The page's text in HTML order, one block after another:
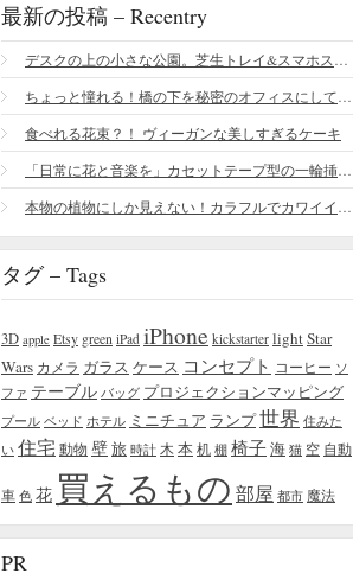
最新の投稿 – Recentry
食べれる花束？！ ヴィーガンな美しすぎるケーキ
タグ – Tags
3D apple Etsy green iPad iPhone kickstarter lightStar
Wars カメラ ガラス ケース コンセプト コーヒー ソ
ファ テーブル バッグ プロジェクションマッピング
プール ベッド ホテル ミニチュア ランプ世界 住みた
い 住宅 動物 壁旅 時計 木 本机 棚 椅子海 猫 空 自動
車 色 花 買えるもの 部屋 都市 魔法
PR